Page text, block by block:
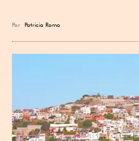
Por Patricia Romo